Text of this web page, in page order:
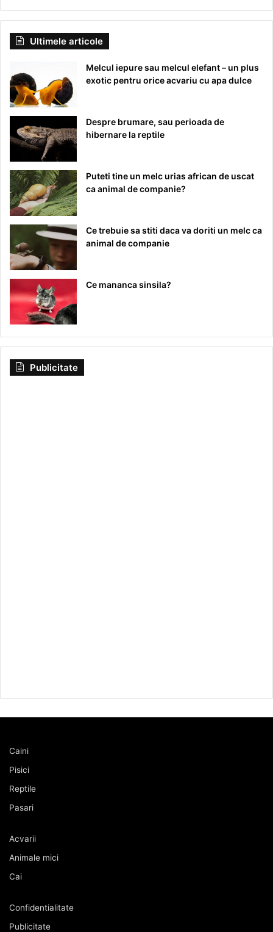
Ultimele articole
Melcul iepure sau melcul elefant – un plus
exotic pentru orice acvariu cu apa dulce
Despre brumare, sau perioada de
hibernare la reptile
Puteti tine un melc urias african de uscat
ca animal de companie?
Ce trebuie sa stiti daca va doriti un melc ca
animal de companie
Ce mananca sinsila?
Publicitate
Caini
Pisici
Reptile
Pasari
Acvarii
Animale mici
Cai
Confidentialitate
Publicitate